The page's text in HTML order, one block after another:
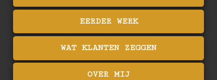
EERDER WERK
WAT KLANTEN ZEGGEN
OVER MIJ